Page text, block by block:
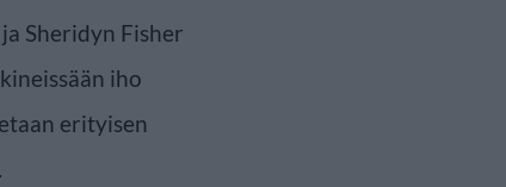
Sheridyn Fisher
iho
erityisen